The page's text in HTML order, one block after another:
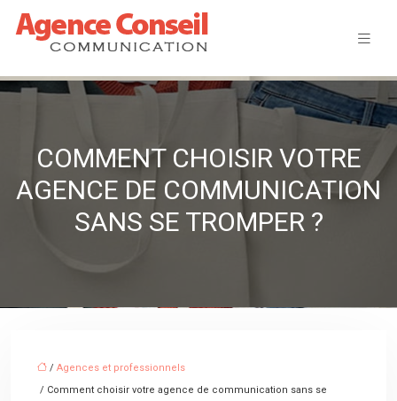
COMMENT CHOISIR VOTRE
AGENCE DE COMMUNICATION
SANS SE TROMPER ?
/ Agences et professionnels
/ Comment choisir votre agence de communication sans se